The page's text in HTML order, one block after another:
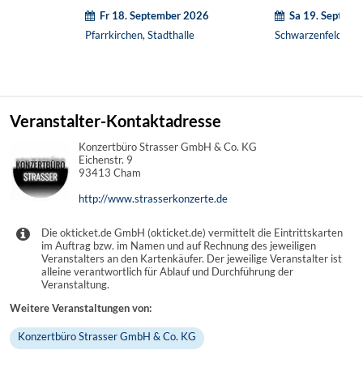
Fr 18. September 2026
Pfarrkirchen, Stadthalle
Sa 19.
Schwarzenfeld,
Veranstalter-Kontaktadresse
Konzertbüro Strasser GmbH & Co. KG
Eichenstr. 9
93413 Cham
http://www.strasserkonzerte.de
Die okticket.de GmbH (okticket.de) vermittelt die Eintrittskarten
im Auftrag bzw. im Namen und auf Rechnung des jeweiligen
Veranstalters an den Kartenkäufer. Der jeweilige Veranstalter ist
alleine verantwortlich für Ablauf und Durchführung der
Veranstaltung.
Weitere Veranstaltungen von:
Konzertbüro Strasser GmbH & Co. KG